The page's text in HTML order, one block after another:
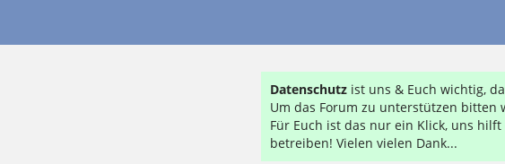
Datenschutz ist uns & Euch wichtig,
Um das Forum zu unterstützen bitten
Für Euch ist das nur ein Klick, uns hilft
betreiben! Vielen vielen Dank...